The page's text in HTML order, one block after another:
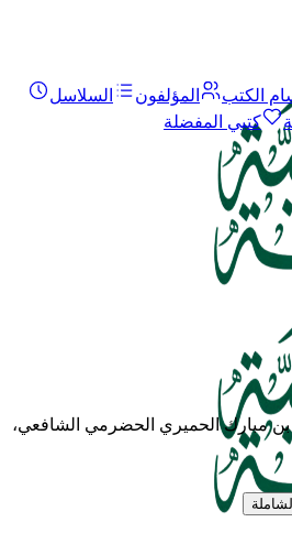
الكتب المؤلفون
السلاسل
كتبي المفضلة
مبارك الحميري الحضرمي الشافعي،